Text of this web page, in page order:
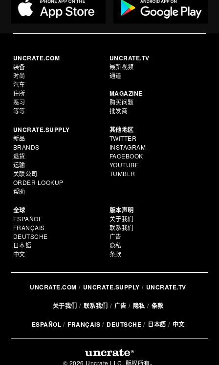
UNCRATE.COM
装备
时尚
汽车
住所
恶习
等等
UNCRATE.TV
最新视频
通道
MAGAZINE
购买问题
批发商
UNCRATE.SUPPLY
新品
BRANDS
退货
运输
关联公司
ORDER LOOKUP
帮助
其他地区
TWITTER
INSTAGRAM
FACEBOOK
YOUTUBE
TUMBLR
全球
ESPAÑOL
FRANÇAIS
DEUTSCHE
日本語
中文
版本声明
关于我们
联系我们
广告
隐私
条款
UNCRATE.COM UNCRATE.SUPPLY UNCRATE.TV
关于我们 联系我们 广告 隐私 条款
ESPAÑOL FRANÇAIS DEUTSCHE 日本語 中文
© 2026 Uncrate LLC. 版权所有。